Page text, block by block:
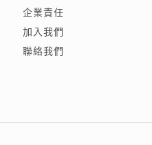
企業責任
加入我們
聯絡我們